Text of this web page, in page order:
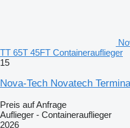
TT 65T 45FT Containerauflieger
15
Nova-Tech Novatech
Preis auf Anfrage
Auflieger - Containerauflieger
2026